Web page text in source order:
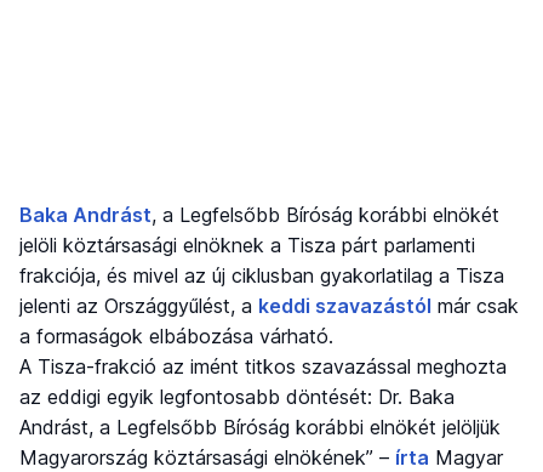
Baka Andrást, a Legfelsőbb Bíróság korábbi elnökét
jelöli köztársasági elnöknek a Tisza párt parlamenti
frakciója, és mivel az új ciklusban gyakorlatilag a Tisza
jelenti az Országgyűlést, a keddi szavazástól már csak
a formaságok elbábozása várható.
A Tisza-frakció az imént titkos szavazással meghozta
az eddigi egyik legfontosabb döntését: Dr. Baka
Andrást, a Legfelsőbb Bíróság korábbi elnökét jelöljük
Magyarország köztársasági elnökének” – írta Magyar